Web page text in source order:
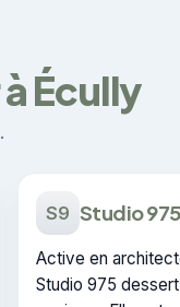
Écully
S9 Studio 975
Active en
Studio 975